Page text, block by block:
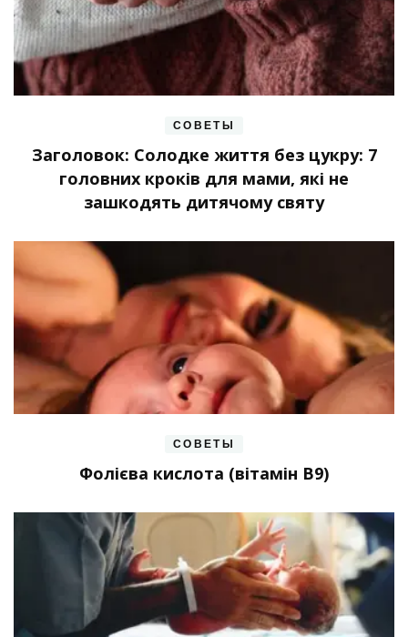
СОВЕТЫ
Заголовок: Солодке життя без цукру: 7
головних кроків для мами, які не
зашкодять дитячому святу
СОВЕТЫ
Фолієва кислота (вітамін В9)